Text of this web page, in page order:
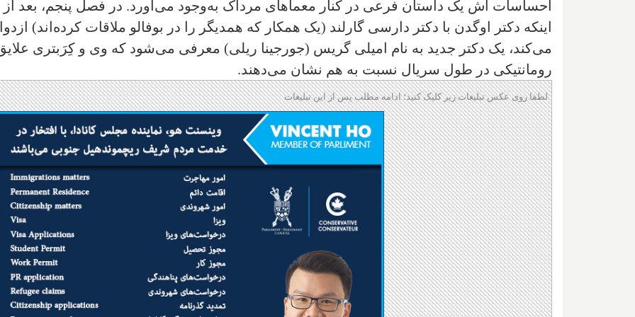
احساسات اش یک داستان فرعی در کنار معماهای مرداک به‌وجود می‌آورد. در فصل پنجم، بعد از
اینکه دکتر اوگدن با دکتر دارسی گارلند (یک همکار که همدیگر را در بوفالو ملاقات کرده‌اند)
می‌کند، یک دکتر جدید به نام امیلی گریس (جورجینا ریلی) معرفی می‌شود که وی و کِرَبتری
رومانتیکی در طول سریال نسبت به هم نشان می‌دهند.
لطفا روی عکس تبلیغات زیر کلیک کنید؛ ادامه مطلب پس از این تبلیغات